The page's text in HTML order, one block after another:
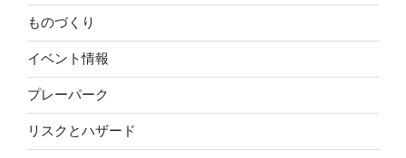
ものづくり
イベント情報
プレーパーク
リスクとハザード